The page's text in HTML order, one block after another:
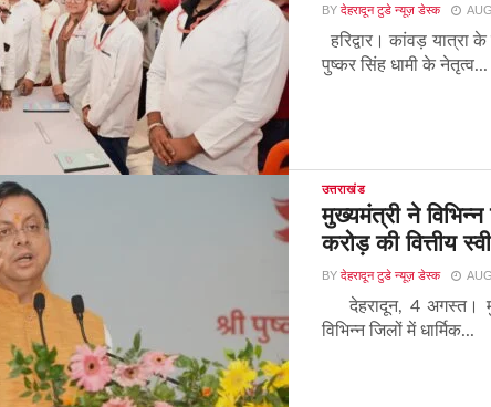
BY देहरादून टुडे न्यूज़ डेस्क
हरिद्वार। कांवड़ यात्रा के
पुष्कर सिंह धामी के नेतृत्व...
उत्तराखंड
मुख्यमंत्री ने
करोड़ की वित्तीय
BY देहरादून टुडे न्यूज़ डेस्क
देहरादून, 4 अगस्त।
विभिन्न जिलों में धार्मिक...